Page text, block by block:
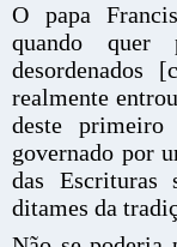
O papa
quando quer
desordenados
realmente
deste
governado por
das Escrituras
ditames da